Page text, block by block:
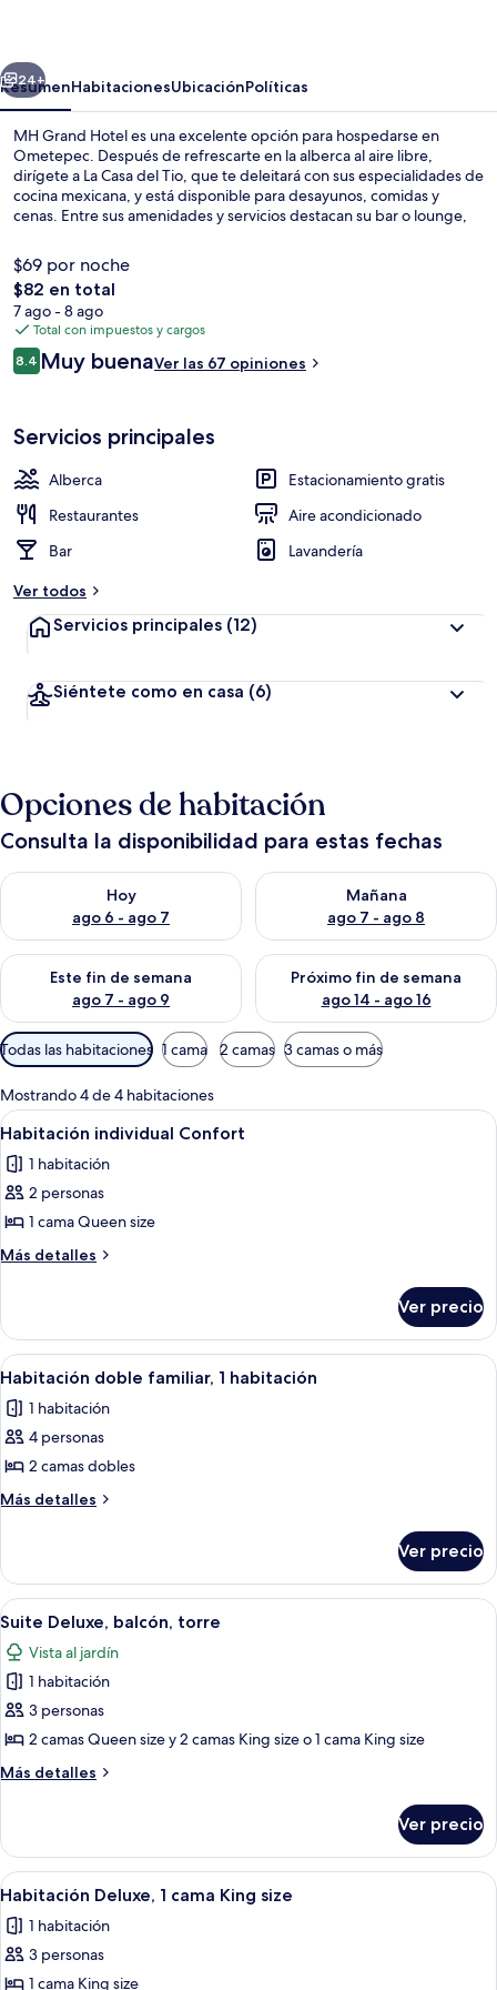
Siguiente
24+
ResumenHabitacionesUbicaciónPolíticas
MH Grand Hotel es una excelente opción para hospedarse en
Ometepec. Después de refrescarte en la alberca al aire libre,
dirígete a La Casa del Tio, que te deleitará con sus especialidades de
cocina mexicana, y está disponible para desayunos, comidas y
cenas. Entre sus amenidades y servicios destacan su bar o lounge,
$69 por noche
El
precio
total
es
de
$82 en total
7 ago - 8 ago
Total con impuestos y cargos
Opiniones
8.48.4 de 10,
Muy buenaVer las 67 opiniones
Servicios principales
Alberca
Estacionamiento gratis
Restaurantes
Aire acondicionado
Bar
Lavandería
Ver todos
Servicios principales (12)
Siéntete como en casa (6)
Opciones de habitación
Consulta la disponibilidad para estas fechas
Hoy
ago 6 - ago 7
Consulta la disponibilidad para hoy ago 6 - ago 7
Mañana
ago 7 - ago 8
Consulta la disponibilidad
Este fin de semana
ago 7 - ago 9
Consulta la disponibilidad para este fin de semana ago 7 -
Próximo fin de semana
ago 14 - ago 16
Consulta la disponibilidad
Filtros
disponibles
para
las
habitaciones
Todas las habitaciones 1 cama 2 camas 3 camas o más
Mostrando 4 de 4 habitaciones
Abrir
todas
las
fotos
de
Habitación
Una habitación de hotel moderna
6
Habitación individual Confort
1 habitación
2 personas
1 cama Queen size
Más detalles
Más
individual
Confort
Ver precio
Abrir
todas
las
fotos
de
Habitación
1
habitación
Habitación de hotel con dos camas,
6
Habitación doble familiar, 1 habitación
1 habitación
4 personas
2 camas dobles
Más detalles
Más
doble
familiar,
1
habitación
Ver precio
Abrir
todas
las
fotos
de
Suite
Deluxe,
balcón,
Habitación de hotel con dos camas,
5
Suite Deluxe, balcón, torre
Vista al jardín
1 habitación
3 personas
2 camas Queen size y 2 camas King size o 1 cama King size
Más detalles
Más
Deluxe,
balcón,
torre
Ver precio
Abrir
todas
las
fotos
Habitación de hotel con dos camas,
6
Habitación Deluxe, 1 cama King size
1 habitación
3 personas
1 cama King size